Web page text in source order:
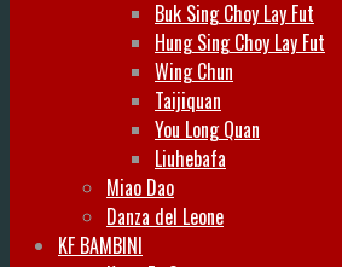
Buk Sing Choy Lay Fut
Hung Sing Choy Lay Fut
Wing Chun
Taijiquan
You Long Quan
Liuhebafa
Miao Dao
Danza del Leone
KF BAMBINI